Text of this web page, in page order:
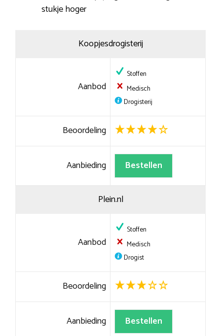
stukje hoger
Koopjesdrogisterij
Aanbod
Stoffen
Medisch
Drogisterij
Beoordeling
Aanbieding Bestellen
Plein.nl
Aanbod
Stoffen
Medisch
Drogist
Beoordeling
Aanbieding Bestellen